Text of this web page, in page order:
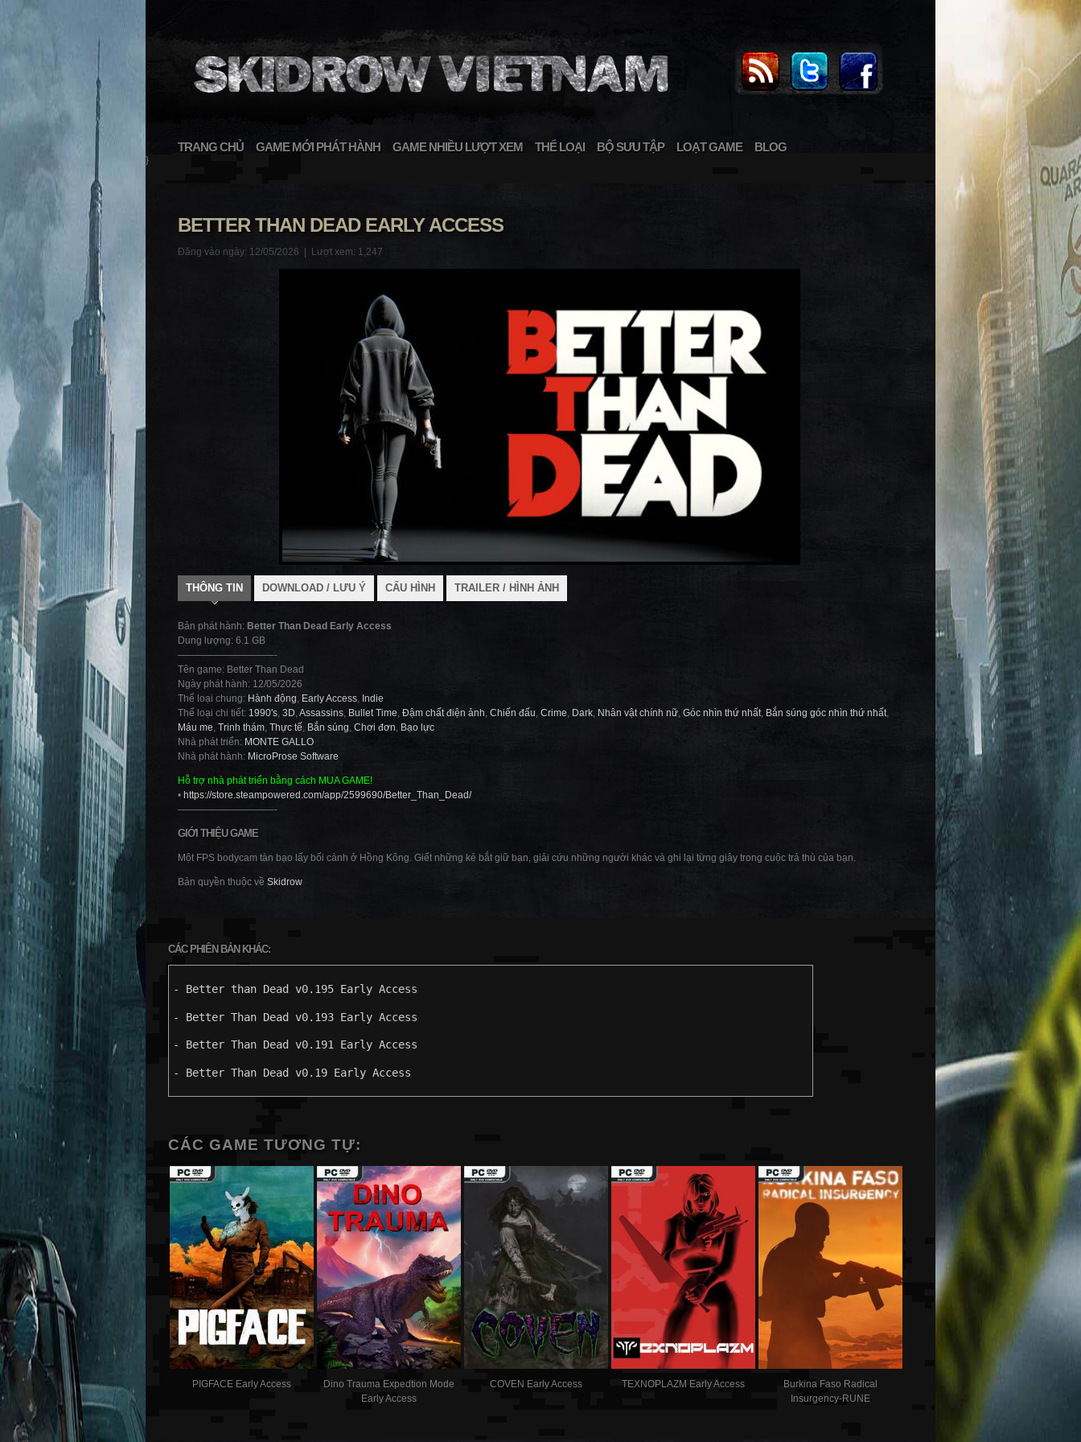
TRANG CHỦ GAME MỚI PHÁT HÀNH GAME NHIỀU LƯỢT XEM THỂ LOẠI BỘ SƯU TẬP LOẠT GAME BLOG
}
BETTER THAN DEAD EARLY ACCESS
Đăng vào ngày: 12/05/2026 | Lượt xem: 1,247
THÔNG TIN DOWNLOAD / LƯU Ý CẤU HÌNH TRAILER / HÌNH ẢNH
Bản phát hành: Better Than Dead Early Access
Dung lượng: 6.1 GB
——————————-
Tên game: Better Than Dead
Ngày phát hành: 12/05/2026
Thể loại chung: Hành động, Early Access, Indie
Thể loại chi tiết: 1990's, 3D,Assassins, Bullet Time, Đậm chất điện ảnh, Chiến đấu, Crime, Dark, Nhân vật chính nữ, Góc nhìn thứ nhất, Bắn súng góc nhìn thứ nhất,
Máu me, Trinh thám, Thực tế, Bắn súng, Chơi đơn, Bạo lực
Nhà phát triển: MONTE GALLO
Nhà phát hành: MicroProse Software
Hỗ trợ nhà phát triển bằng cách MUA GAME!
• https://store.steampowered.com/app/2599690/Better_Than_Dead/
——————————-
GIỚI THIỆU GAME
Một FPS bodycam tàn bạo lấy bối cảnh ở Hồng Kông. Giết những kẻ bắt giữ bạn, giải cứu những người khác và ghi lại từng giây trong cuộc trả thù của bạn.
Bản quyền thuộc về Skidrow
CÁC PHIÊN BẢN KHÁC:
- Better than Dead v0.195 Early Access
- Better Than Dead v0.193 Early Access
- Better Than Dead v0.191 Early Access
- Better Than Dead v0.19 Early Access
CÁC GAME TƯƠNG TỰ:
PIGFACE Early Access
Dino Trauma Expedtion Mode
Early Access
COVEN Early Access TEXNOPLAZM Early Access
Burkina Faso Radical
Insurgency-RUNE